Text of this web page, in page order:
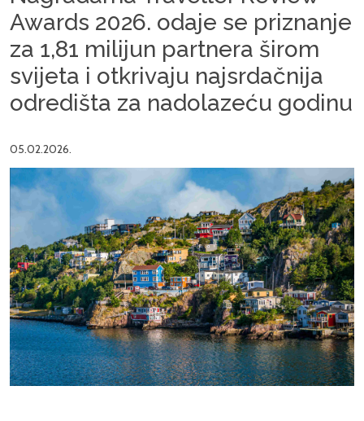
Awards 2026. odaje se priznanje
za 1,81 milijun partnera širom
svijeta i otkrivaju najsrdačnija
odredišta za nadolazeću godinu
05.02.2026.